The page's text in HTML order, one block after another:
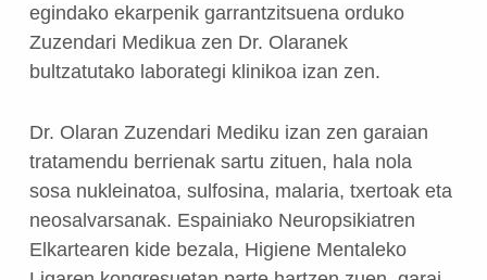
egindako ekarpenik garrantzitsuena orduko
Zuzendari Medikua zen Dr. Olaranek
bultzatutako laborategi klinikoa izan zen.
Dr. Olaran Zuzendari Mediku izan zen garaian
tratamendu berrienak sartu zituen, hala nola
sosa nukleinatoa, sulfosina, malaria, txertoak eta
neosalvarsanak. Espainiako Neuropsikiatren
Elkartearen kide bezala, Higiene Mentaleko